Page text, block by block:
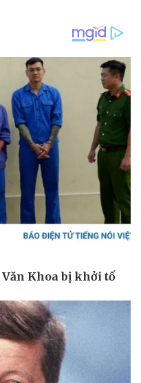
Ô tô - Xe máy
Xe máy
Tư vấn